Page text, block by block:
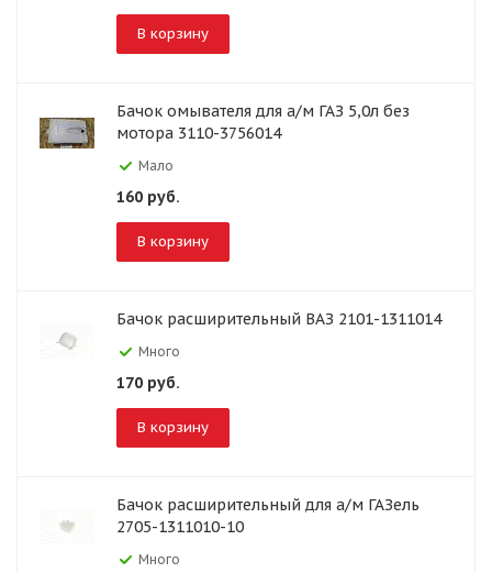
В корзину
Бачок омывателя для а/м ГАЗ 5,0л без
мотора 3110-3756014
Мало
160 руб.
В корзину
Бачок расширительный ВАЗ 2101-1311014
Много
170 руб.
В корзину
Бачок расширительный для а/м ГАЗель
2705-1311010-10
Много